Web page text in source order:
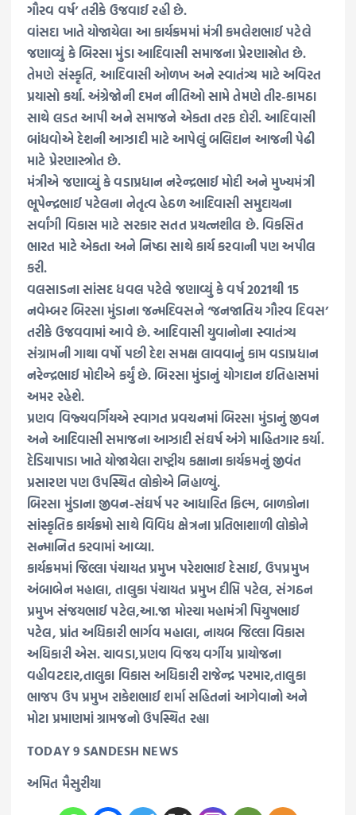
ગૌરવ વર્ષ’ તરીકે ઉજવાઈ રહી છે.
વાંસદા ખાતે યોજાયેલા આ કાર્યક્રમમાં મંત્રી કમલેશભાઈ પટેલે
જણાવ્યું કે બિરસા મુંડા આદિવાસી સમાજના પ્રેરણાસ્રોત છે.
તેમણે સંસ્કૃતિ, આદિવાસી ઓળખ અને સ્વાતંત્ર્ય માટે અવિરત
પ્રયાસો કર્યા. અંગ્રેજોની દમન નીતિઓ સામે તેમણે તીર-કામઠા
સાથે લડત આપી અને સમાજને એકતા તરફ દોરી. આદિવાસી
બાંધવોએ દેશની આઝાદી માટે આપેલું બલિદાન આજની પેઢી
માટે પ્રેરણાસ્ત્રોત છે.
મંત્રીએ જણાવ્યું કે વડાપ્રધાન નરેન્દ્રભાઈ મોદી અને મુખ્યમંત્રી
ભૂપેન્દ્રભાઈ પટેલના નેતૃત્વ હેઠળ આદિવાસી સમુદાયના
સર્વાંગી વિકાસ માટે સરકાર સતત પ્રયત્નશીલ છે. વિકસિત
ભારત માટે એકતા અને નિષ્ઠા સાથે કાર્ય કરવાની પણ અપીલ
કરી.
વલસાડના સાંસદ ધવલ પટેલે જણાવ્યું કે વર્ષ 2021થી 15
નવેમ્બર બિરસા મુંડાના જન્મદિવસને ‘જનજાતિય ગૌરવ દિવસ’
તરીકે ઉજવવામાં આવે છે. આદિવાસી યુવાનોના સ્વાતંત્ર્ય
સંગ્રામની ગાથા વર્ષો પછી દેશ સમક્ષ લાવવાનું કામ વડાપ્રધાન
નરેન્દ્રભાઈ મોદીએ કર્યું છે. બિરસા મુંડાનું યોગદાન ઇતિહાસમાં
અમર રહેશે.
પ્રણવ વિજ્યવર્ગિયએ સ્વાગત પ્રવચનમાં બિરસા મુંડાનું જીવન
અને આદિવાસી સમાજના આઝાદી સંઘર્ષ અંગે માહિતગાર કર્યા.
દેડિયાપાડા ખાતે યોજાયેલા રાષ્ટ્રીય કક્ષાના કાર્યક્રમનું જીવંત
પ્રસારણ પણ ઉપસ્થિત લોકોએ નિહાળ્યું.
બિરસા મુંડાના જીવન-સંઘર્ષ પર આધારિત ફિલ્મ, બાળકોના
સાંસ્કૃતિક કાર્યક્રમો સાથે વિવિધ ક્ષેત્રના પ્રતિભાશાળી લોકોને
સન્માનિત કરવામાં આવ્યા.
કાર્યક્રમમાં જિલ્લા પંચાયત પ્રમુખ પરેશભાઈ દેસાઈ, ઉપપ્રમુખ
અંબાબેન મહાલા, તાલુકા પંચાયત પ્રમુખ દીપ્તિ પટેલ, સંગઠન
પ્રમુખ સંજયભાઈ પટેલ,આ.જા મોરચા મહામંત્રી પિયુષભાઈ
પટેલ, પ્રાંત અધિકારી ભાર્ગવ મહાલા, નાયબ જિલ્લા વિકાસ
અધિકારી એસ. ચાવડા,પ્રણવ વિજય વર્ગીય પ્રાયોજના
વહીવટદાર,તાલુકા વિકાસ અધિકારી રાજેન્દ્ર પરમાર,તાલુકા
ભાજપ ઉપ પ્રમુખ રાકેશભાઈ શર્મા સહિતનાં આગેવાનો અને
મોટા પ્રમાણમાં ગ્રામજનો ઉપસ્થિત રહ્યા
TODAY 9 SANDESH NEWS
અમિત મૈસુરીયા